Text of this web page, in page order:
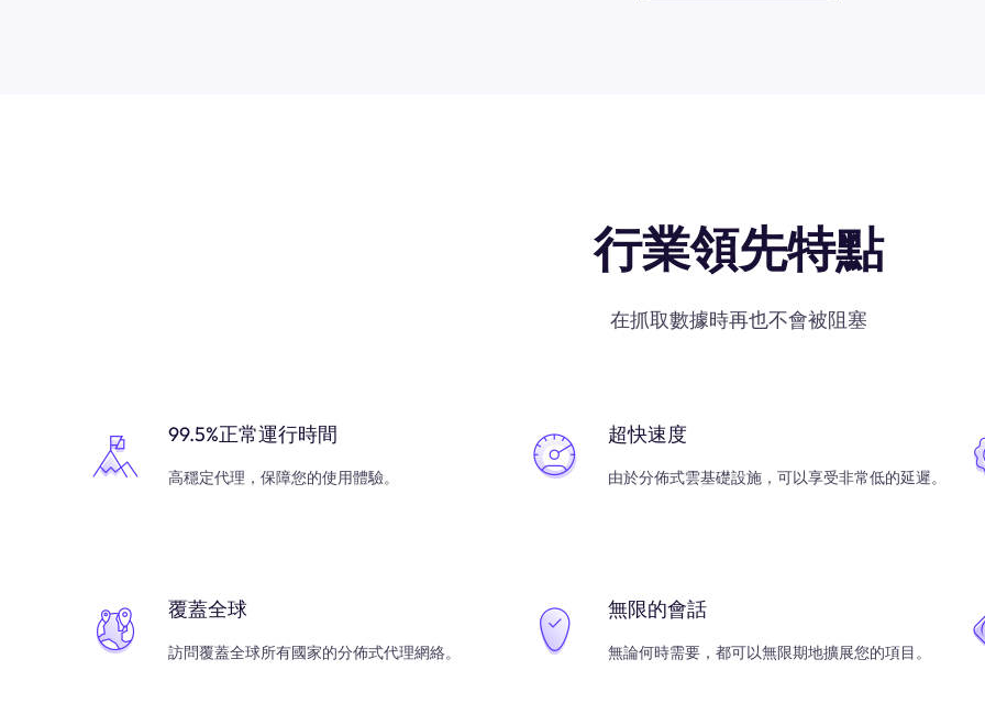
行業領先特點
在抓取數據時再也不會被阻塞
99.5%正常運行時間
高穩定代理，保障您的使用體驗。
超快速度
由於分佈式雲基礎設施，可以享受非常低的延遲。
覆蓋全球
訪問覆蓋全球所有國家的分佈式代理網絡。
無限的會話
無論何時需要，都可以無限期地擴展您的項目。